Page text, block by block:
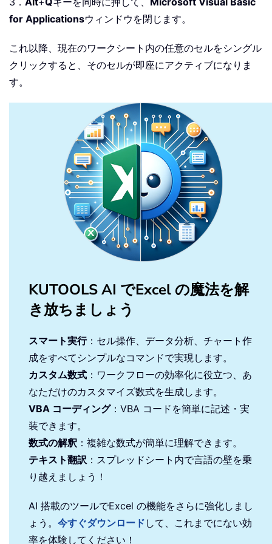
for Applicationsウィンドウを閉じます。
これ以降、現在のワークシート内の任意のセルをシングル
クリックすると、そのセルが即座にアクティブになりま
す。
KUTOOLS AI でExcel の魔法を解
き放ちましょう
スマート実行：セル操作、データ分析、チャート作
成をすべてシンプルなコマンドで実現します。
カスタム数式 ：ワークフローの効率化に役立つ、あ
なただけのカスタマイズ数式を生成します。
VBA コーディング：VBA コードを簡単に記述・実
装できます。
数式の解釈 ：複雑な数式が簡単に理解できます。
テキスト翻訳 ：スプレッドシート内で言語の壁を乗
り越えましょう！
AI 搭載のツールでExcel の機能をさらに強化しまし
ょう。 今すぐダウンロード して、これまでにない効
率を体験してください！